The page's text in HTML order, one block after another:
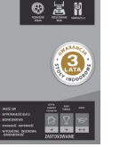
w każdej chwili
przez e-mail:
odpowiedzi na
dane dotyczą,
ich sprostowania,
ograniczenia
do Prezesa